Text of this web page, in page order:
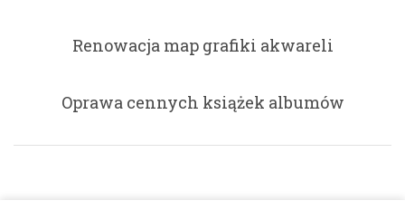
Renowacja map grafiki akwareli
Oprawa cennych książek albumów